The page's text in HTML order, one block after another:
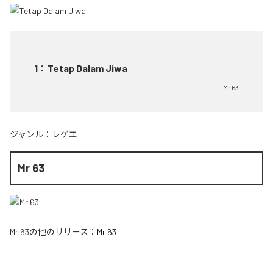
1 ： Tetap Dalam Jiwa
Mr 63
ジャンル： レゲエ
Mr 63
Mr 63の他のリリース： Mr 63